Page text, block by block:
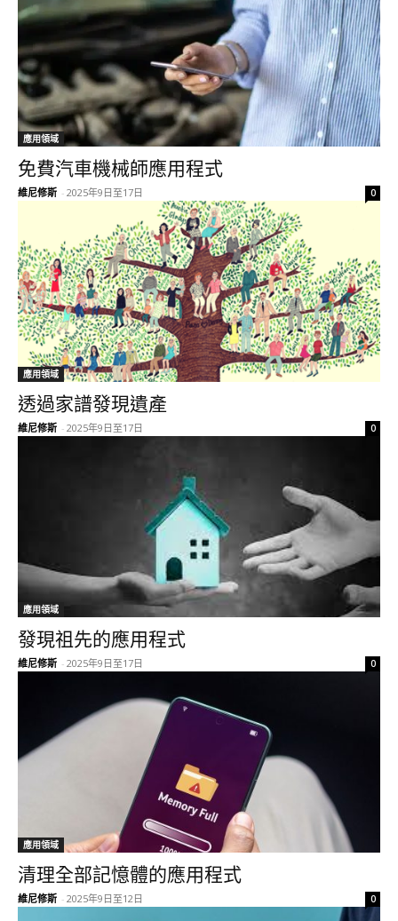
應用領域
免費汽車機械師應用程式
維尼修斯 - 2025年9日至17日 0
應用領域
透過家譜發現遺產
維尼修斯 - 2025年9日至17日 0
應用領域
發現祖先的應用程式
維尼修斯 - 2025年9日至17日 0
應用領域
清理全部記憶體的應用程式
維尼修斯 - 2025年9日至12日 0